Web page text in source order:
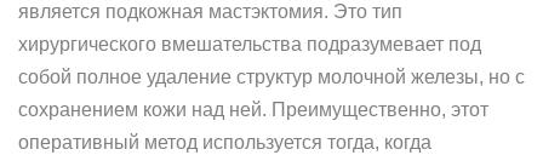
является подкожная мастэктомия. Это тип
хирургического вмешательства подразумевает под
собой полное удаление структур молочной железы, но с
сохранением кожи над ней. Преимущественно, этот
оперативный метод используется тогда, когда